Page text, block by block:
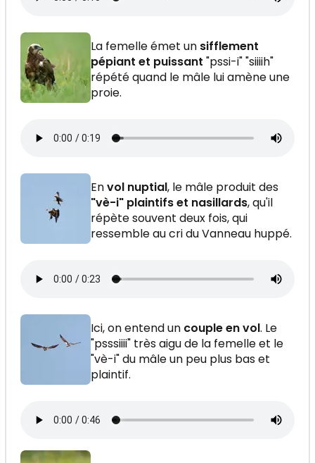
La femelle émet un sifflement
pépiant et puissant "pssi-i" "siiiih"
répété quand le mâle lui amène une
proie.
Envol nuptial, le mâle produit des
"vè-i" plaintifs et nasillards, qu'il
répète souvent deux fois, qui
ressemble au cri du Vanneau huppé.
Ici, on entend un couple en vol. Le
"psssiiii" très aigu de la femelle et le
"vè-i" du mâle un peu plus bas et
plaintif.